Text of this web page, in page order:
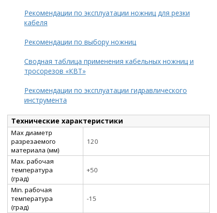
Рекомендации по эксплуатации ножниц для резки
кабеля
Рекомендации по выбору ножниц
Сводная таблица применения кабельных ножниц и
тросорезов «КВТ»
Рекомендации по эксплуатации гидравлического
инструмента
Технические характеристики
Max диаметр
разрезаемого
материала (мм)
120
Max. рабочая
температура
(град)
+50
Min. рабочая
температура
(град)
-15